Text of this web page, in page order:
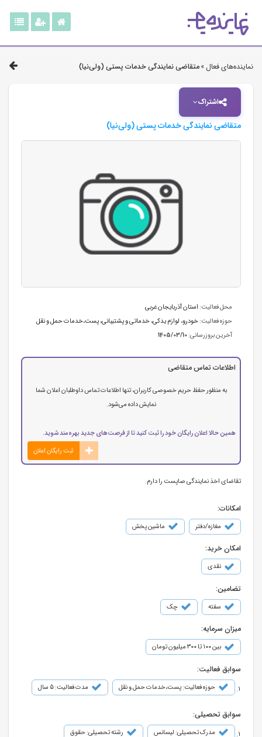
نماینده‌های فعال »متقاضی نمایندگی خدمات پستی (ولی‌نیا)
اشتراک
متقاضی نمایندگی خدمات پستی (ولی‌نیا)
محل فعالیت: استان آذربایجان غربی
حوزه فعالیت:خودرو، لوازم یدکی،خدماتی و پشتیبانی،پست،خدمات حمل و نقل
آخرین بروزرسانی:1405/03/10
اطلاعات تماس متقاضی
به منظور حفظ حریم خصوصی کاربران، تنها اطلاعات تماس داوطلبان اعلان شما
نمایش داده می‌شود.
همین حالا اعلان رایگان خود را ثبت کنید تا از فرصت‌های جدید بهره‌مند شوید.
ثبت رایگان اعلان
تقاضای‌ اخذ نمایندگی‌ صاپست‌ را دارم.
امکانات:
مغازه/دفتر ماشین پخش
امکان خرید:
نقدی
تضامین:
سفته چک
میزان سرمایه:
بین ۱۰۰ تا ۳۰۰ میلیون تومان
سوابق فعالیت:
حوزه فعالیت: پست،خدمات حمل و نقل مدت فعالیت: 5 سال
سوابق تحصیلی:
مدرک تحصیلی: لیسانس رشته تحصیلی: حقوق